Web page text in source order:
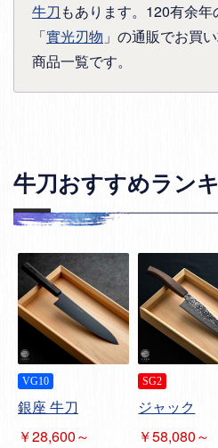
牛刀 もあります。120有余
「實光刃物 」の通販でお買
商品一覧です。
牛刀おすすめラン
VG10
銀座 牛刀
￥28,600～
SG2
ジャック
￥58,080～